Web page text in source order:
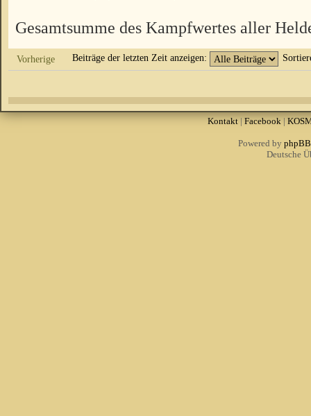
Gesamtsumme des Kampfwertes aller
Vorherige Beiträge der letzten Zeit anzeigen:
Kontakt|Facebook|
Powered by phpBB
Deutsche